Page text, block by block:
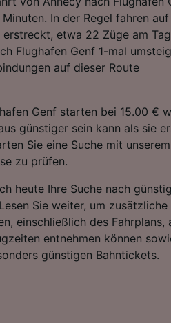
In der Regel fahren auf
etwa 22 Züge am
Flughafen Genf 1-mal
auf dieser Route
Genf starten bei 15.00 €
günstiger sein kann als sie
Sie eine Suche mit unserem
zu prüfen.
heute Ihre Suche nach
Sie weiter, um zusätzliche
einschließlich des Fahrplans,
entnehmen können
günstigen Bahntickets.